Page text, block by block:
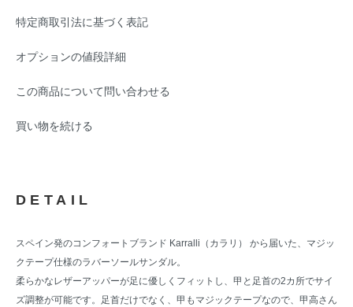
特定商取引法に基づく表記
オプションの値段詳細
この商品について問い合わせる
買い物を続ける
DETAIL
スペイン発のコンフォートブランド Karralli（カラリ） から届いた、マジッ
クテープ仕様のラバーソールサンダル。
柔らかなレザーアッパーが足に優しくフィットし、甲と足首の2カ所でサイ
ズ調整が可能です。足首だけでなく、甲もマジックテープなので、甲高さん